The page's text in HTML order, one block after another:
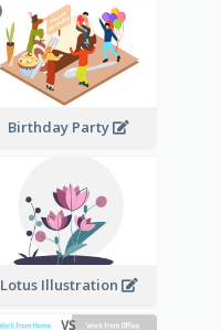
Birthday Party
Lotus Illustration